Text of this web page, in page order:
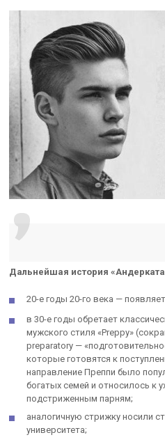
Дальнейшая история
20-е годы 20-го века —
в 30-е годы обретает
мужского стиля «Preppy»
preparatory —
которые готовятся к
направление Преппи было
богатых семей и относилось к
подстриженным парням;
аналогичную стрижку носили
университета;